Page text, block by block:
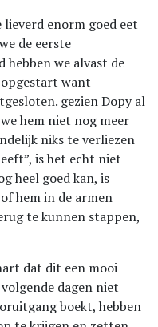
enorm goed eet
de eerste
we alvast de
want
gezien Dopy al
hem niet nog meer
niks te verliezen
is het echt niet
heel goed kan, is
hem in de armen
te kunnen stappen,
dat dit een mooi
dagen niet
boekt, hebben